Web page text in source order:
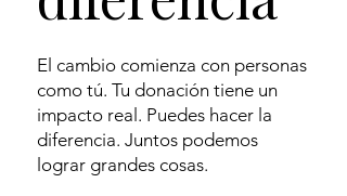
El cambio comienza con personas
como tú. Tu donación tiene un
impacto real. Puedes hacer la
diferencia. Juntos podemos
lograr grandes cosas.